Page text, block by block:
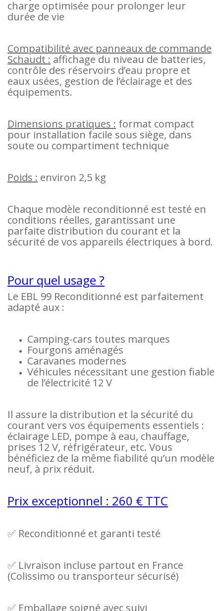
charge optimisée pour prolonger leur
durée de vie
Compatibilité avec panneaux de commande
Schaudt : affichage du niveau de batteries,
contrôle des réservoirs d’eau propre et
eaux usées, gestion de l’éclairage et des
équipements.
Dimensions pratiques : format compact
pour installation facile sous siège, dans
soute ou compartiment technique
Poids : environ 2,5 kg
Chaque modèle reconditionné est testé en
conditions réelles, garantissant une
parfaite distribution du courant et la
sécurité de vos appareils électriques à bord.
Pour quel usage ?
Le EBL 99 Reconditionné est parfaitement
adapté aux :
Camping-cars toutes marques
Fourgons aménagés
Caravanes modernes
Véhicules nécessitant une gestion fiable
de l’électricité 12 V
Il assure la distribution et la sécurité du
courant vers vos équipements essentiels :
éclairage LED, pompe à eau, chauffage,
prises 12 V, réfrigérateur, etc. Vous
bénéficiez de la même fiabilité qu’un modèle
neuf, à prix réduit.
Prix exceptionnel : 260 € TTC
✅ Reconditionné et garanti testé
✅ Livraison incluse partout en France
(Colissimo ou transporteur sécurisé)
✅ Emballage soigné avec suivi